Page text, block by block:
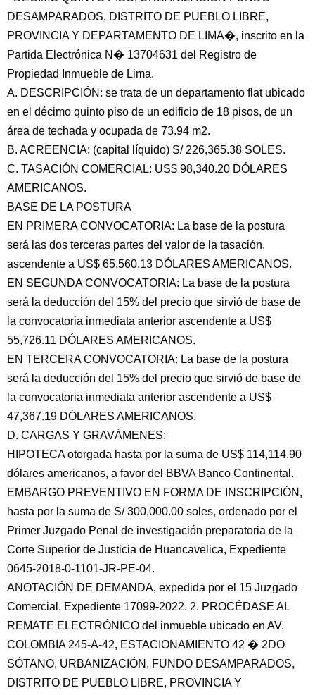
DESAMPARADOS, DISTRITO DE PUEBLO LIBRE,
PROVINCIA Y DEPARTAMENTO DE LIMA�, inscrito en la
Partida Electrónica N� 13704631 del Registro de
Propiedad Inmueble de Lima.
A. DESCRIPCIÓN: se trata de un departamento flat ubicado
en el décimo quinto piso de un edificio de 18 pisos, de un
área de techada y ocupada de 73.94 m2.
B. ACREENCIA: (capital líquido) S/ 226,365.38 SOLES.
C. TASACIÓN COMERCIAL: US$ 98,340.20 DÓLARES
AMERICANOS.
BASE DE LA POSTURA
EN PRIMERA CONVOCATORIA: La base de la postura
será las dos terceras partes del valor de la tasación,
ascendente a US$ 65,560.13 DÓLARES AMERICANOS.
EN SEGUNDA CONVOCATORIA: La base de la postura
será la deducción del 15% del precio que sirvió de base de
la convocatoria inmediata anterior ascendente a US$
55,726.11 DÓLARES AMERICANOS.
EN TERCERA CONVOCATORIA: La base de la postura
será la deducción del 15% del precio que sirvió de base de
la convocatoria inmediata anterior ascendente a US$
47,367.19 DÓLARES AMERICANOS.
D. CARGAS Y GRAVÁMENES:
HIPOTECA otorgada hasta por la suma de US$ 114,114.90
dólares americanos, a favor del BBVA Banco Continental.
EMBARGO PREVENTIVO EN FORMA DE INSCRIPCIÓN,
hasta por la suma de S/ 300,000.00 soles, ordenado por el
Primer Juzgado Penal de investigación preparatoria de la
Corte Superior de Justicia de Huancavelica, Expediente
0645-2018-0-1101-JR-PE-04.
ANOTACIÓN DE DEMANDA, expedida por el 15 Juzgado
Comercial, Expediente 17099-2022. 2. PROCÉDASE AL
REMATE ELECTRÓNICO del inmueble ubicado en AV.
COLOMBIA 245-A-42, ESTACIONAMIENTO 42 � 2DO
SÓTANO, URBANIZACIÓN, FUNDO DESAMPARADOS,
DISTRITO DE PUEBLO LIBRE, PROVINCIA Y